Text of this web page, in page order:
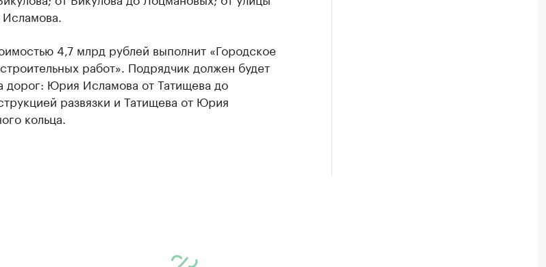
4,7 млрд рублей выполнит «Городское
работ». Подрядчик должен будет
дорог: Юрия Исламова от Татищева до
развязки и Татищева от Юрия
кольца.